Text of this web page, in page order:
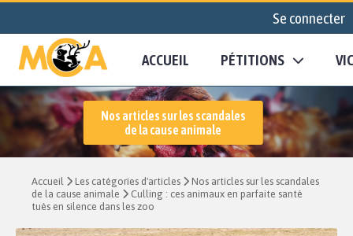
Se connecter
ACCUEIL PÉTITIONS
Nos articles sur les scandales
de la cause animale
Accueil Les catégories d'articles
Nos articles sur les scandales
de la cause animale
Culling : ces animaux en parfaite santé
tués en silence dans les zoo